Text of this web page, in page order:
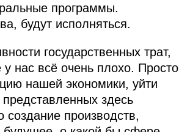
программы.
будут исполняться.
государственных трат,
нас всё очень плохо. Просто
нашей экономики, уйти
здесь
производств,